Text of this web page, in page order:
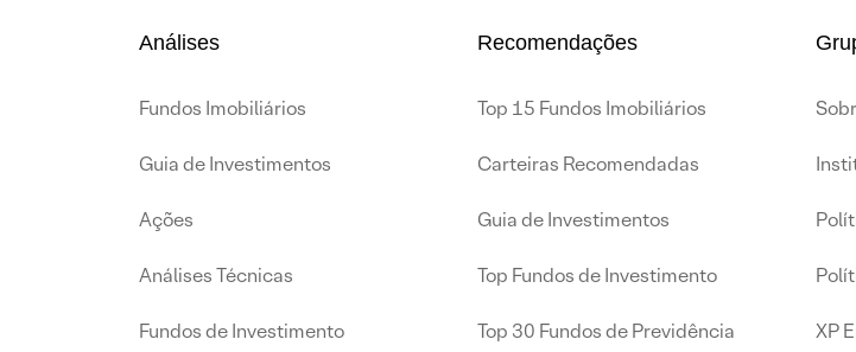
Análises
Fundos Imobiliários
Guia de Investimentos
Ações
Análises Técnicas
Fundos de Investimento
Recomendações
Top 15 Fundos Imobiliários
Carteiras Recomendadas
Guia de Investimentos
Top Fundos de Investimento
Top 30 Fundos de Previdência XP